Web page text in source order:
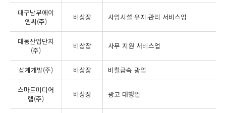
대구남부에이
엠씨(주)
비상장 사업시설 유지∙관리 서비스업
대동산업단지
(주)
비상장 사무 지원 서비스업
삼계개발(주) 비상장 비철금속 광업
스마트미디어
렙(주)
비상장 광고 대행업